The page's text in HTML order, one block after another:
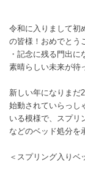
令和に入りまして初
の皆様！おめでとう
・記念に残る門出に
素晴らしい未来が待
新しい年になりまだ
始動されていらっし
いる模様で、スプリ
などのベッド処分を
＜スプリング入りベ